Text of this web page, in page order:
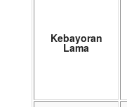
Kebayoran
Lama